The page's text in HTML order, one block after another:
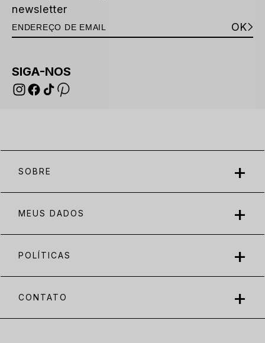
newsletter
OK
SIGA-NOS
SOBRE
MEUS DADOS
POLÍTICAS
CONTATO